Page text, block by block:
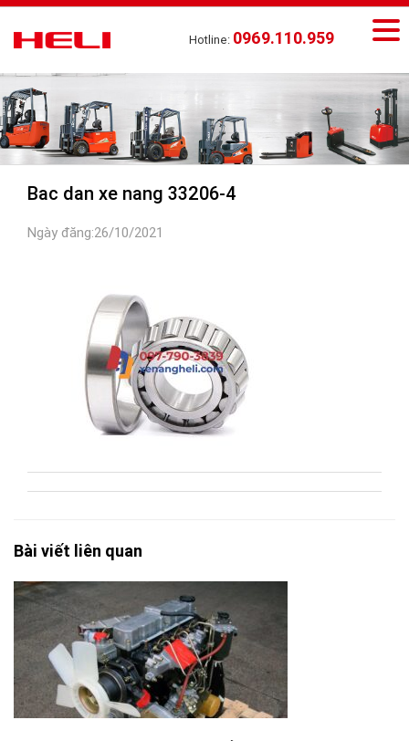
Hotline: 0969.110.959
Bac dan xe nang 33206-4
Ngày đăng:26/10/2021
Bài viết liên quan